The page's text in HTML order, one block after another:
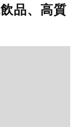
品、高質